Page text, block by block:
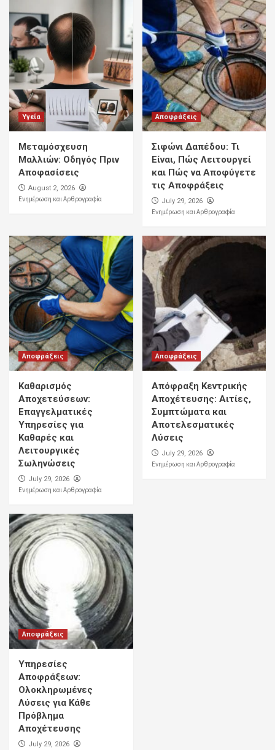
Υγεία
Μεταμόσχευση
Μαλλιών: Οδηγός Πριν
Αποφασίσεις
August 2, 2026
Ενημέρωση και Αρθρογραφία
Αποφράξεις
Σιφώνι Δαπέδου: Τι
Είναι, Πώς Λειτουργεί
και Πώς να Αποφύγετε
τις Αποφράξεις
July 29, 2026
Ενημέρωση και Αρθρογραφία
Αποφράξεις
Καθαρισμός
Αποχετεύσεων:
Επαγγελματικές
Υπηρεσίες για
Καθαρές και
Λειτουργικές
Σωληνώσεις
July 29, 2026
Ενημέρωση και Αρθρογραφία
Αποφράξεις
Απόφραξη Κεντρικής
Αποχέτευσης: Αιτίες,
Συμπτώματα και
Αποτελεσματικές
Λύσεις
July 29, 2026
Ενημέρωση και Αρθρογραφία
Αποφράξεις
Υπηρεσίες
Αποφράξεων:
Ολοκληρωμένες
Λύσεις για Κάθε
Πρόβλημα
Αποχέτευσης
July 29, 2026